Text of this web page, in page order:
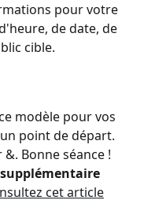
pour votre
de date, de
cible.
modèle pour vos
point de départ.
Bonne séance !
cet article